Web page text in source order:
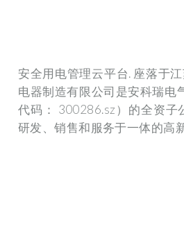
安全用电管理云平台. 座落于
电器制造有限公司是安科瑞电
代码： 300286.sz）的全资子
研发、销售和服务于一体的高